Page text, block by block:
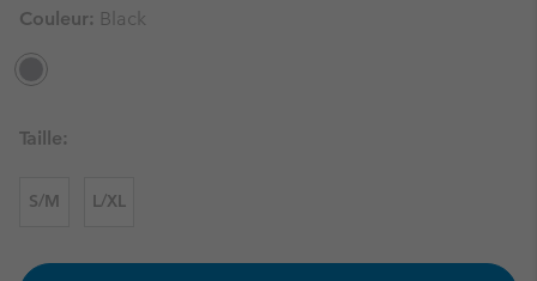
Couleur: Black
Taille:
S/M L/XL